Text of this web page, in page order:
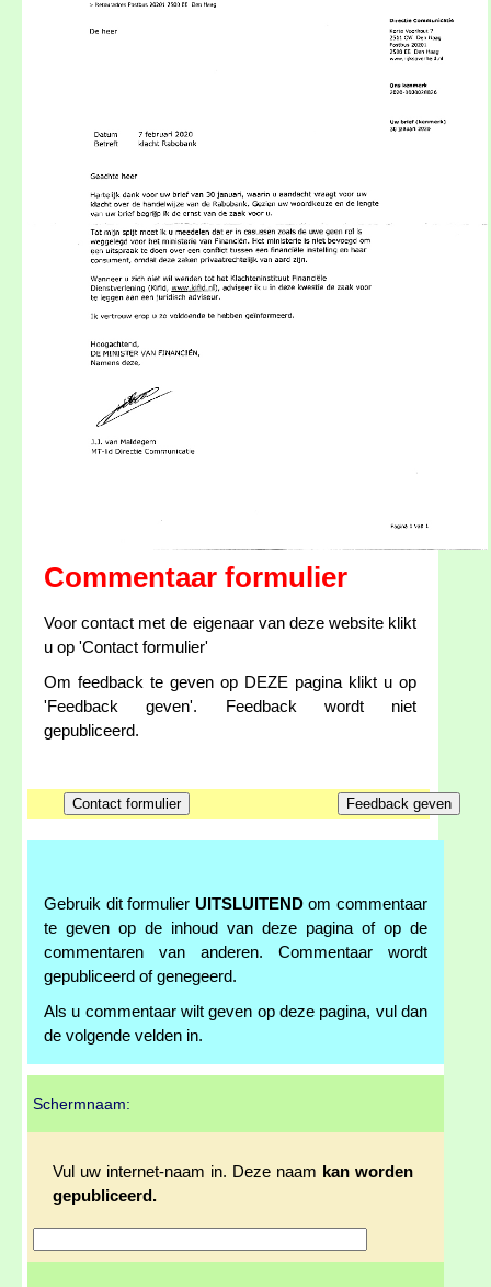
Commentaar formulier
Voor contact met de eigenaar van deze website klikt
u op 'Contact formulier'
Om feedback te geven op DEZE pagina klikt u op
'Feedback geven'. Feedback wordt niet
gepubliceerd.
Gebruik dit formulier UITSLUITENDom commentaar
te geven op de inhoud van deze pagina of op de
commentaren van anderen. Commentaar wordt
gepubliceerd of genegeerd.
Als u commentaar wilt geven op deze pagina, vul dan
de volgende velden in.
Schermnaam:
Vul uw internet-naam in. Deze naam kan worden
gepubliceerd.